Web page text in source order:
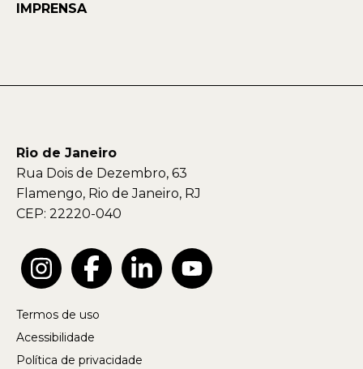
IMPRENSA
Rio de Janeiro
Rua Dois de Dezembro, 63
Flamengo, Rio de Janeiro, RJ
CEP: 22220-040
Termos de uso
Acessibilidade
Política de privacidade